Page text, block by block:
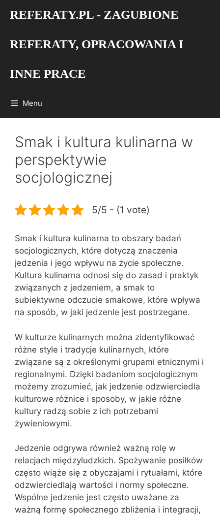
REFERATY.PL - ZAGUBIONE
REFERATY, OPRACOWANIA I
INNE PRACE
Menu
Smak i kultura kulinarna w
perspektywie
socjologicznej
5/5 - (1 vote)
Smak i kultura kulinarna to obszary badań
socjologicznych, które dotyczą znaczenia
jedzenia i jego wpływu na życie społeczne.
Kultura kulinarna odnosi się do zasad i praktyk
związanych z jedzeniem, a smak to
subiektywne odczucie smakowe, które wpływa
na sposób, w jaki jedzenie jest postrzegane.
W kulturze kulinarnych można zidentyfikować
różne style i tradycje kulinarnych, które
związane są z określonymi grupami etnicznymi i
regionalnymi. Dzięki badaniom socjologicznym
możemy zrozumieć, jak jedzenie odzwierciedla
kulturowe różnice i sposoby, w jakie różne
kultury radzą sobie z ich potrzebami
żywieniowymi.
Jedzenie odgrywa również ważną rolę w
relacjach międzyludzkich. Spożywanie posiłków
często wiąże się z obyczajami i rytuałami, które
odzwierciedlają wartości i normy społeczne.
Wspólne jedzenie jest często uważane za
ważną formę społecznego zbliżenia i integracji,